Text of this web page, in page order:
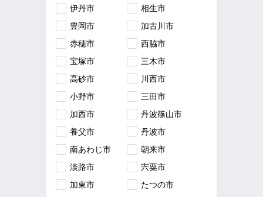
伊丹市
相生市
豊岡市
加古川市
赤穂市
西脇市
宝塚市
三木市
高砂市
川西市
小野市
三田市
加西市
丹波篠山市
養父市
丹波市
南あわじ市
朝来市
淡路市
宍粟市
加東市
たつの市